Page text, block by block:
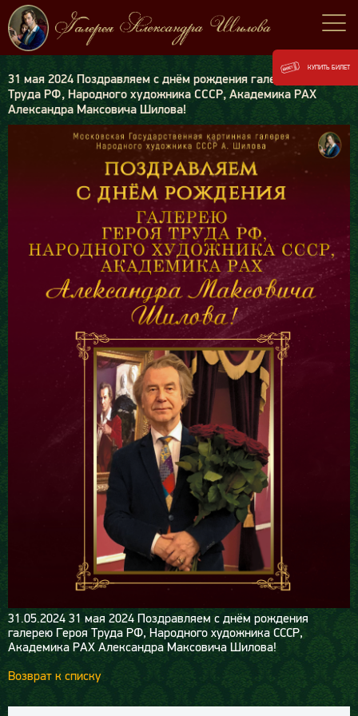
31 мая 2024 Поздравляем с днём рождения галерею Героя
Труда РФ, Народного художника СССР, Академика РАХ
Александра Максовича Шилова!
31.05.2024 31 мая 2024 Поздравляем с днём рождения
галерею Героя Труда РФ, Народного художника СССР,
Академика РАХ Александра Максовича Шилова!
Возврат к списку
КУПИТЬ БИЛЕТ